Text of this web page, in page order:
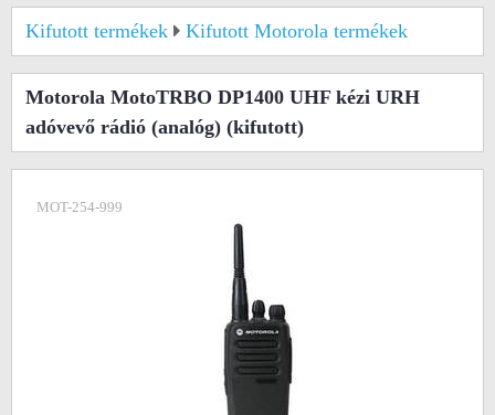
Kifutott termékek Kifutott Motorola termékek
Motorola MotoTRBO DP1400 UHF kézi URH
adóvevő rádió (analóg) (kifutott)
MOT-254-999